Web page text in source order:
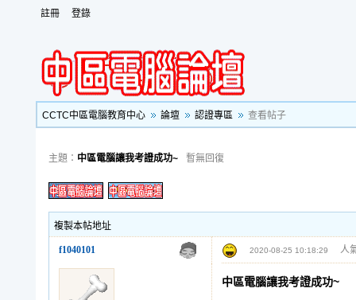
註冊 登錄
CCTC中區電腦教育中心 論壇 認證專區 查看帖子
主題： 中區電腦讓我考證成功~ 暫無回復
複製本帖地址
f1040101 2020-08-25 10:18:29 人
中區電腦讓我考證成功~